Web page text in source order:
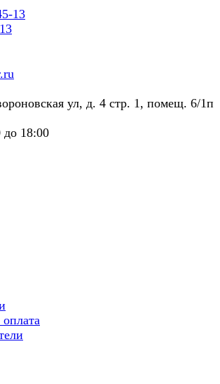
13
ул, д. 4 стр. 1, помещ. 6/1п
18:00